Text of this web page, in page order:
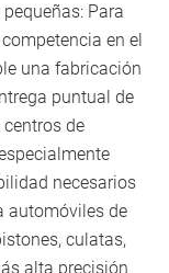
Para
en el
una fabricación
puntual de
de
necesarios
automóviles de
culatas,
alta precisión